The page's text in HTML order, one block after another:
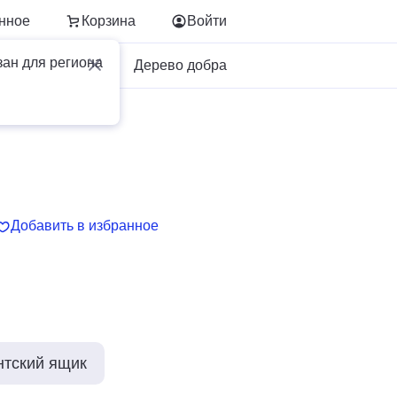
Корзина
для региона
Войти
Для бизнеса Дерево добра
Добавить в избранное
ящик